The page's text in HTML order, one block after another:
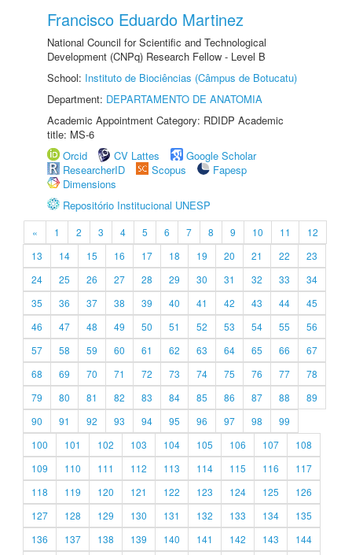
Francisco Eduardo Martinez
National Council for Scientific and Technological
Development (CNPq) Research Fellow - Level B
School: Instituto de Biociências (Câmpus de Botucatu)
Department: DEPARTAMENTO DE ANATOMIA
Academic Appointment Category: RDIDP Academic
title: MS-6
Orcid
CV Lattes
Google Scholar
ResearcherID
Scopus
Fapesp
Dimensions
Repositório Institucional UNESP
« 1 2 3 4 5 6 7 8 9 10 11
12
13
14 15 16 17 18 19 20 21 22
23
24
25 26 27 28 29 30 31 32 33
34
35
36 37 38 39 40 41 42 43 44
45
46
47 48 49 50 51 52 53 54 55
56
57
58 59 60 61 62 63 64 65 66
67
68
69 70 71 72 73 74 75 76 77
78
79
80 81 82 83 84 85 86 87 88
89
90
91 92 93 94 95 96 97 98
99
100
101 102 103 104 105 106 107
108
109
110 111 112 113 114 115 116
117
118
119 120 121 122 123 124 125
126
127
128 129 130 131 132 133 134
135
136
137 138 139 140 141 142 143
144